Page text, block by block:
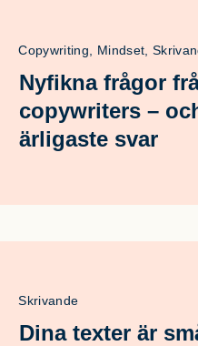
Copywriting, Mindset,
Nyfikna frågor
copywriters –
ärligaste svar
Skrivande
Dina texter är